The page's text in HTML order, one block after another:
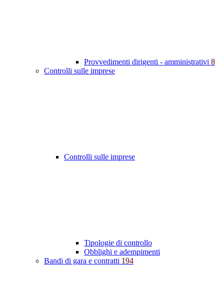
Provvedimenti dirigenti - amministrativi 8
Controlli sulle imprese
Controlli sulle imprese
Tipologie di controllo
Obblighi e adempimenti
Bandi di gara e contratti 194